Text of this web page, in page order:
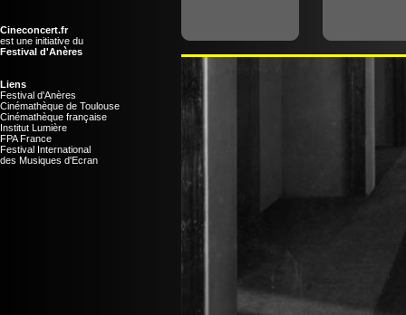
Cineconcert.fr
est une initiative du
Festival d'Anères
Liens
Festival d'Anères
Cinémathèque de Toulouse
Cinémathèque française
Institut Lumière
FPA France
Festival International
des Musiques d'Ecran